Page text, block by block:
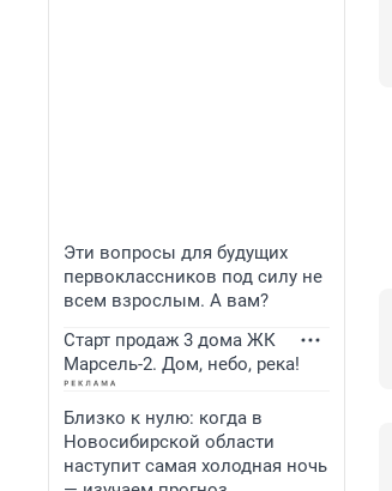
Эти вопросы для будущих
первоклассников под силу не
всем взрослым. А вам?
Старт продаж 3 дома ЖК
Марсель-2. Дом, небо, река!
Близко к нулю: когда в
Новосибирской области
наступит самая холодная ночь